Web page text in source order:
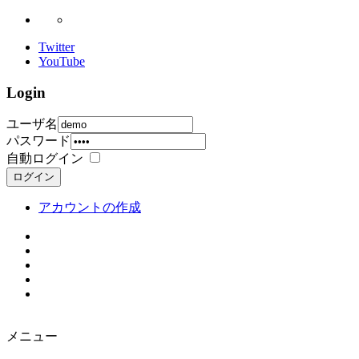
Twitter
YouTube
Login
ユーザ名
パスワード
自動ログイン
ログイン
アカウントの作成
メニュー